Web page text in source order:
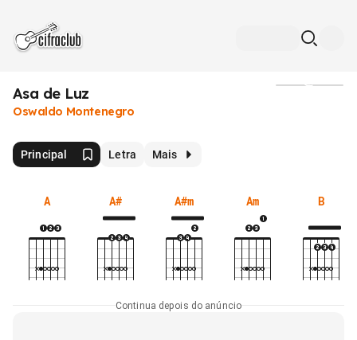
Asa de Luz
Oswaldo Montenegro
Principal Letra Mais
A A# A#m Am B
Continua depois do anúncio